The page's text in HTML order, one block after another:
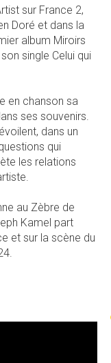
sur France 2,
Doré et dans la
album Miroirs
single Celui qui
en chanson sa
ses souvenirs.
dans un
qui
les relations
au Zèbre de
Kamel part
et sur la scène du